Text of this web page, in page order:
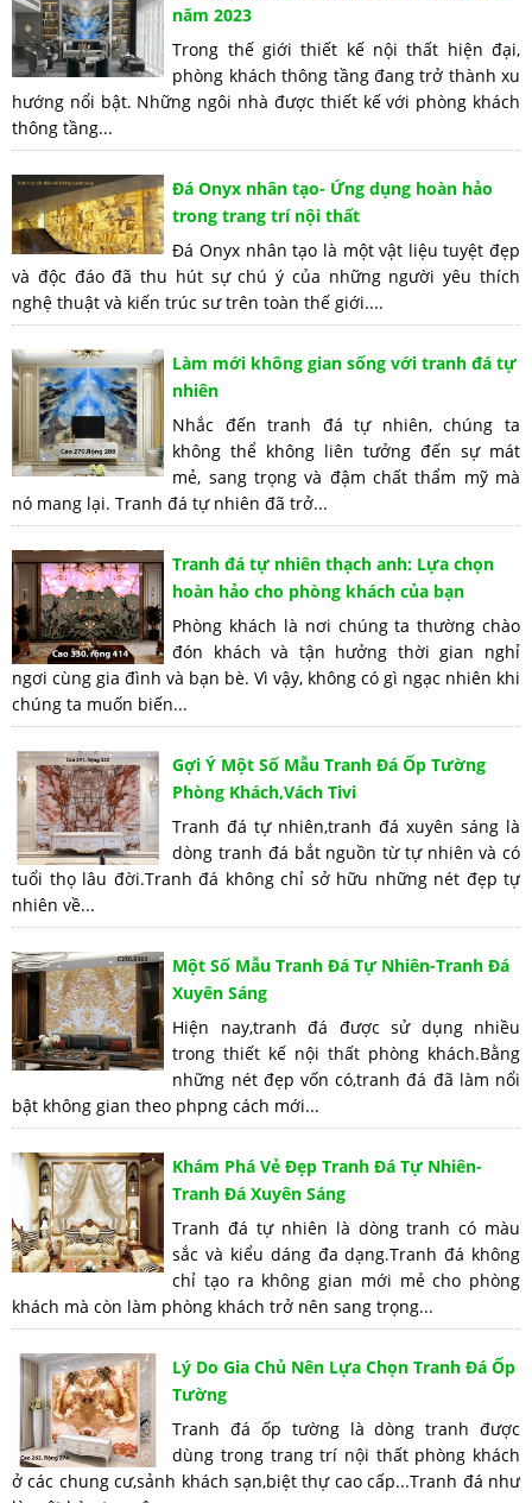
năm 2023
Trong thế giới thiết kế nội thất hiện đại,
phòng khách thông tầng đang trở thành xu
hướng nổi bật. Những ngôi nhà được thiết kế với phòng khách
thông tầng...
Đá Onyx nhân tạo- Ứng dụng hoàn hảo
trong trang trí nội thất
Đá Onyx nhân tạo là một vật liệu tuyệt đẹp
và độc đáo đã thu hút sự chú ý của những người yêu thích
nghệ thuật và kiến trúc sư trên toàn thế giới....
Làm mới không gian sống với tranh đá tự
nhiên
Nhắc đến tranh đá tự nhiên, chúng ta
không thể không liên tưởng đến sự mát
mẻ, sang trọng và đậm chất thẩm mỹ mà
nó mang lại. Tranh đá tự nhiên đã trở...
Tranh đá tự nhiên thạch anh: Lựa chọn
hoàn hảo cho phòng khách của bạn
Phòng khách là nơi chúng ta thường chào
đón khách và tận hưởng thời gian nghỉ
ngơi cùng gia đình và bạn bè. Vì vậy, không có gì ngạc nhiên khi
chúng ta muốn biến...
Gợi Ý Một Số Mẫu Tranh Đá Ốp Tường
Phòng Khách,Vách Tivi
Tranh đá tự nhiên,tranh đá xuyên sáng là
dòng tranh đá bắt nguồn từ tự nhiên và có
tuổi thọ lâu đời.Tranh đá không chỉ sở hữu những nét đẹp tự
nhiên về...
Một Số Mẫu Tranh Đá Tự Nhiên-Tranh Đá
Xuyên Sáng
Hiện nay,tranh đá được sử dụng nhiều
trong thiết kế nội thất phòng khách.Bằng
những nét đẹp vốn có,tranh đá đã làm nổi
bật không gian theo phpng cách mới...
Khám Phá Vẻ Đẹp Tranh Đá Tự Nhiên-
Tranh Đá Xuyên Sáng
Tranh đá tự nhiên là dòng tranh có màu
sắc và kiểu dáng đa dạng.Tranh đá không
chỉ tạo ra không gian mới mẻ cho phòng
khách mà còn làm phòng khách trở nên sang trọng...
Lý Do Gia Chủ Nên Lựa Chọn Tranh Đá Ốp
Tường
Tranh đá ốp tường là dòng tranh được
dùng trong trang trí nội thất phòng khách
ở các chung cư,sảnh khách sạn,biệt thự cao cấp...Tranh đá như